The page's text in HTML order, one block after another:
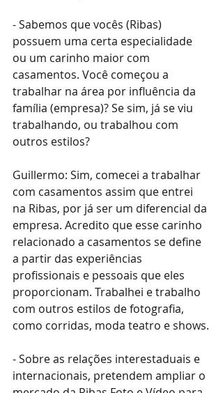
- Sabemos que vocês (Ribas)
possuem uma certa especialidade
ou um carinho maior com
casamentos. Você começou a
trabalhar na área por influência da
família (empresa)? Se sim, já se viu
trabalhando, ou trabalhou com
outros estilos?
Guillermo: Sim, comecei a trabalhar
com casamentos assim que entrei
na Ribas, por já ser um diferencial da
empresa. Acredito que esse carinho
relacionado a casamentos se define
a partir das experiências
profissionais e pessoais que eles
proporcionam. Trabalhei e trabalho
com outros estilos de fotografia,
como corridas, moda teatro e shows.
- Sobre as relações interestaduais e
internacionais, pretendem ampliar o